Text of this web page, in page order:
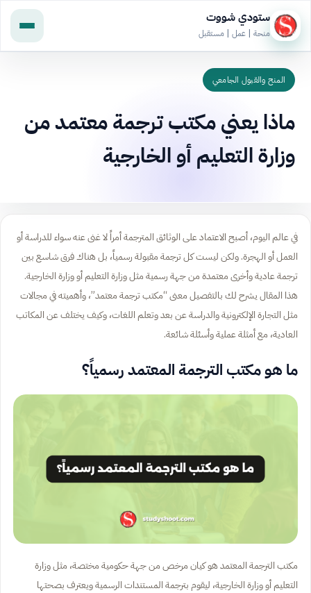
ستودي شووت
منحة | عمل | مستقبل
المنح والقبول الجامعي
ماذا يعني مكتب ترجمة معتمد من
وزارة التعليم أو الخارجية
في عالم اليوم، أصبح الاعتماد على الوثائق المترجمة أمراً لا غنى عنه سواء للدراسة أو
العمل أو الهجرة. ولكن ليست كل ترجمة مقبولة رسمياً، بل هناك فرق شاسع بين
ترجمة عادية وأخرى معتمدة من جهة رسمية مثل وزارة التعليم أو وزارة الخارجية.
هذا المقال يشرح لك بالتفصيل معنى “مكتب ترجمة معتمد”، وأهميته في مجالات
مثل التجارة الإلكترونية والدراسة عن بعد وتعلم اللغات، وكيف يختلف عن المكاتب
العادية، مع أمثلة عملية وأسئلة شائعة.
ما هو مكتب الترجمة المعتمد رسمياً؟
مكتب الترجمة المعتمد هو كيان مرخص من جهة حكومية مختصة، مثل وزارة
التعليم أو وزارة الخارجية، ليقوم بترجمة المستندات الرسمية ويعترف بصحتها